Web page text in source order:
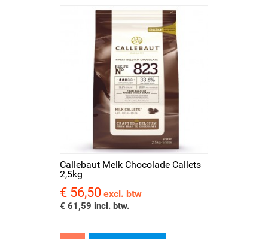
Callebaut Melk Chocolade Callets
2,5kg
Prijs
€ 56,50 excl. btw
€ 61,59 incl. btw.